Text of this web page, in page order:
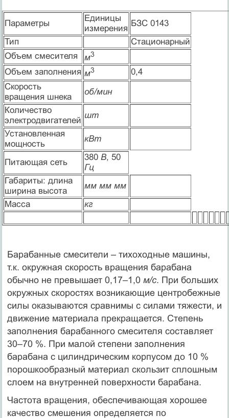
Параметры
Единицы
измерения
БЗС 0143
Тип
Стационарный
Объем смесителя
м3
Объем заполнения м3
0,4
Скорость
вращения шнека
об/мин
Количество
электродвигателей
шт
Установленная
мощность
кВт
Питающая сеть
380 В, 50
Гц
Габариты: длина
ширина высота
мм мм мм
Масса
кг
Барабанные смесители – тихоходные машины,
т.к. окружная скорость вращения барабана
обычно не превышает 0,17–1,0 м/с. При больших
окружных скоростях возникающие центробежные
силы оказываются сравнимы с силами тяжести, и
движение материала прекращается. Степень
заполнения барабанного смесителя составляет
30–70 %. При малой степени заполнения
барабана с цилиндрическим корпусом до 10 %
порошкообразный материал скользит сплошным
слоем на внутренней поверхности барабана.
Частота вращения, обеспечивающая хорошее
качество смешения определяется по